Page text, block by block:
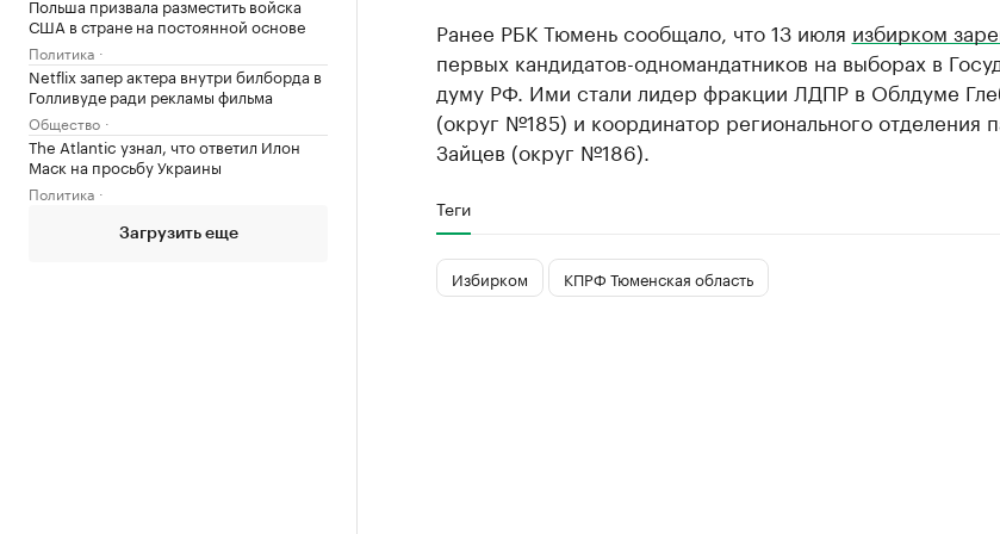
Польша призвала разместить войска
США в стране на постоянной основе
Политика
Netflix запер актера внутри билборда в
Голливуде ради рекламы фильма
Общество
The Atlantic узнал, что ответил Илон
Маск на просьбу Украины
Политика
Загрузить еще
Ранее РБК Тюмень сообщало, что 13 июля избирком
первых кандидатов-одномандатников на выборах в
думу РФ. Ими стали лидер фракции ЛДПР в Облдуме
(округ №185) и координатор регионального отделения
Зайцев (округ №186).
Теги
Избирком КПРФ Тюменская область